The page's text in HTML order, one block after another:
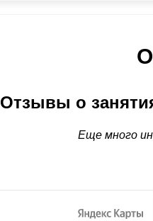
Отзывы о
Еще много